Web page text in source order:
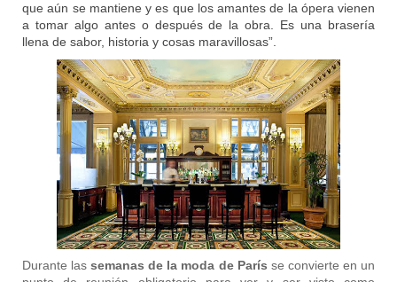
que aún se mantiene y es que los amantes de la ópera vienen
a tomar algo antes o después de la obra. Es una brasería
llena de sabor, historia y cosas maravillosas”.
Durante lassemanas de la moda de París se convierte en un